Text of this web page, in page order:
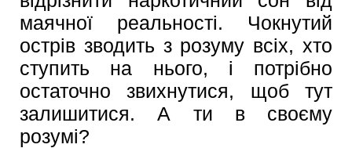
маячної реальності. Чокнутий
острів зводить з розуму всіх, хто
ступить на нього, і потрібно
остаточно звихнутися, щоб тут
залишитися. А ти в своєму
розумі?